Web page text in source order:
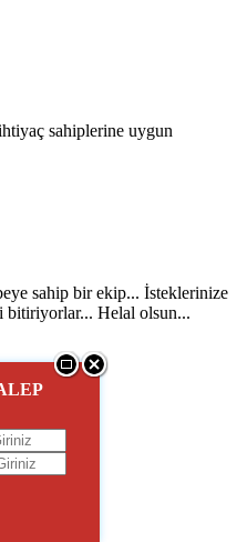
sahiplerine uygun
sahip bir ekip... İsteklerinize
bitiriyorlar... Helal olsun...
olmuş